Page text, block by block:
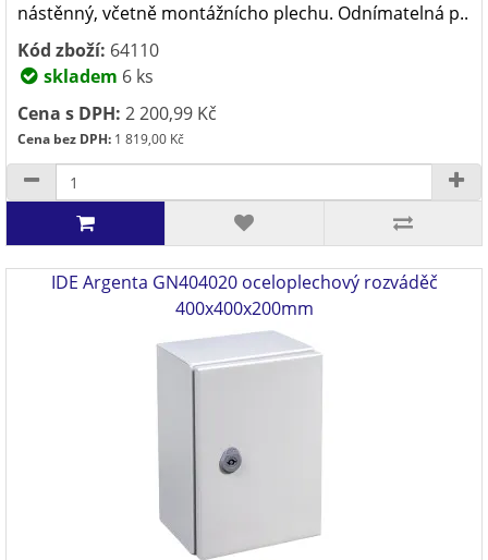
nástěnný, včetně montážnícho plechu. Odnímatelná p..
Kód zboží: 64110
skladem 6 ks
Cena s DPH: 2 200,99 Kč
Cena bez DPH: 1 819,00 Kč
IDE Argenta GN404020 oceloplechový rozváděč
400x400x200mm